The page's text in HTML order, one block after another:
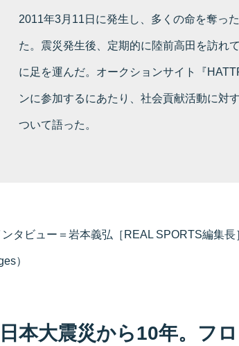
2011年3月11日に発生し、多くの命を奪っ
た。震災発生後、定期的に陸前高田を訪れ
に足を運んだ。オークションサイト『
ンに参加するにあたり、社会貢献活動に対
ついて語った。
ンタビュー＝岩本義弘［REAL SPORTS編集
）
本大震災から10年。フ